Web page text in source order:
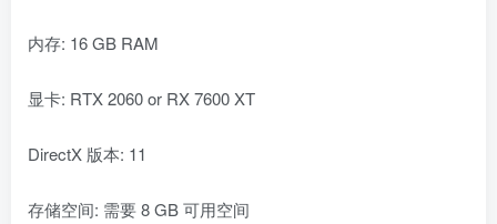
内存: 16 GB RAM
显卡: RTX 2060 or RX 7600 XT
DirectX 版本: 11
存储空间: 需要 8 GB 可用空间